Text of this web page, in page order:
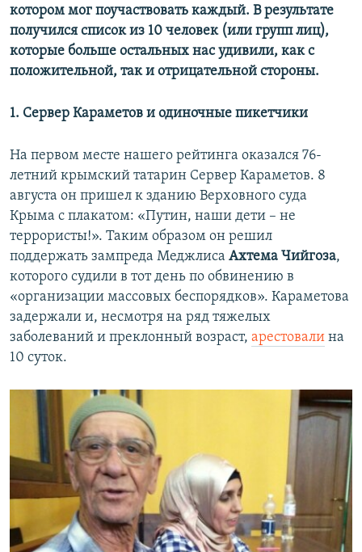
котором мог поучаствовать каждый. В результате
получился список из 10 человек (или групп лиц),
которые больше остальных нас удивили, как с
положительной, так и отрицательной стороны.
1. Сервер Караметов и одиночные пикетчики
На первом месте нашего рейтинга оказался 76-
летний крымский татарин Сервер Караметов. 8
августа он пришел к зданию Верховного суда
Крыма с плакатом: «Путин, наши дети – не
террористы!». Таким образом он решил
поддержать зампреда Меджлиса Ахтема Чийгоза,
которого судили в тот день по обвинению в
«организации массовых беспорядков». Караметова
задержали и, несмотря на ряд тяжелых
заболеваний и преклонный возраст, арестовали на
10 суток.